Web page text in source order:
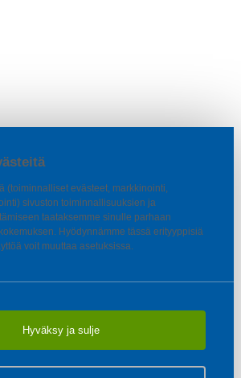
(toiminnalliset evästeet, markkinointi,
sivuston toiminnallisuuksien ja
taataksemme sinulle parhaan
Hyödynnämme tässä erityyppisiä
voit muuttaa asetuksissa.
Hyväksy ja sulje